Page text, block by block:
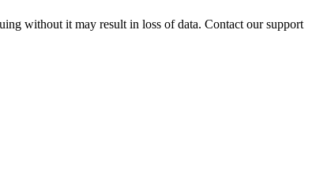
without it may result in loss of data. Contact our support